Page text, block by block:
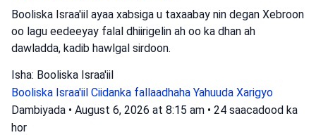
Booliska Israa'iil ayaa xabsiga u taxaabay nin degan Xebroon
oo lagu eedeeyay falal dhiirigelin ah oo ka dhan ah
dawladda, kadib hawlgal sirdoon.
Isha: Booliska Israa'iil
Booliska Israa'iil Ciidanka fallaadhaha Yahuuda Xarigyo
Dambiyada • August 6, 2026 at 8:15 am • 24 saacadood ka
hor